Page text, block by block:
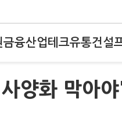
금융산업테크유통건설
양화 막아